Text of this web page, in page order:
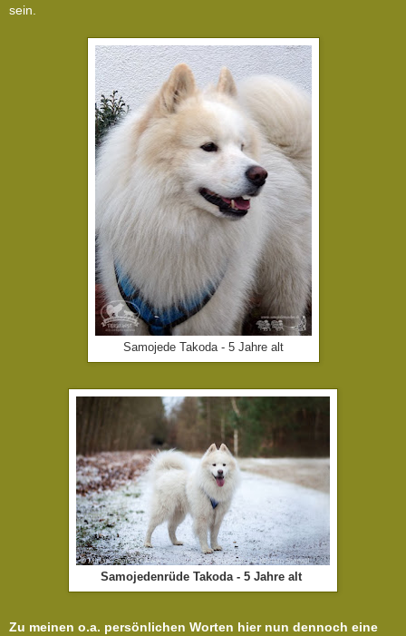
sein.
Samojede Takoda - 5 Jahre alt
Samojedenrüde Takoda - 5 Jahre alt
Zu meinen o.a. persönlichen Worten hier nun dennoch eine